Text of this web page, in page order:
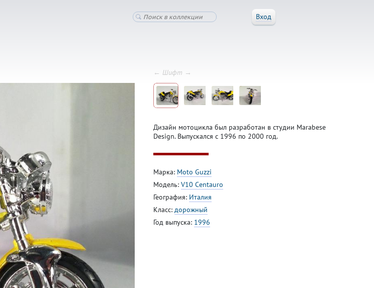
Вход
← Шифт →
Дизайн мотоцикла был разработан в студии Marabese
Design. Выпускался с 1996 по 2000 год.
Марка: Moto Guzzi
Модель: V10 Centauro
География: Италия
Класс: дорожный
Год выпуска: 1996